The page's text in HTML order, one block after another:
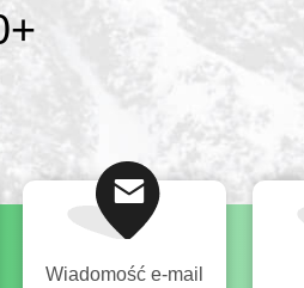
+
Wiadomość e-mail